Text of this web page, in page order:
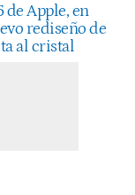
Apple, en
rediseño de
al cristal